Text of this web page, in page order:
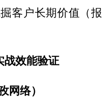
客户长期价值（报
战效能验证
网络）